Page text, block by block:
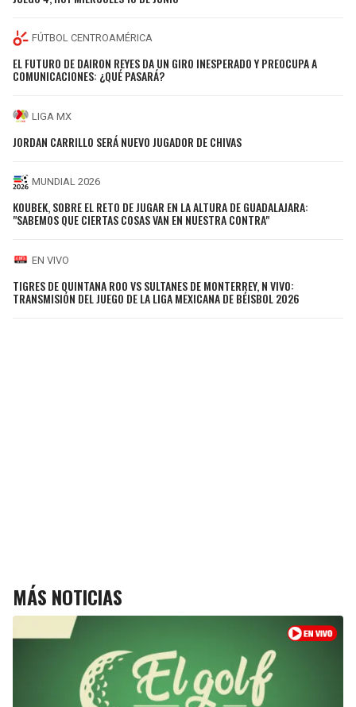
FÚTBOL CENTROAMÉRICA
EL FUTURO DE DAIRON REYES DA UN GIRO INESPERADO Y PREOCUPA A
COMUNICACIONES: ¿QUÉ PASARÁ?
LIGA MX
JORDAN CARRILLO SERÁ NUEVO JUGADOR DE CHIVAS
MUNDIAL 2026
KOUBEK, SOBRE EL RETO DE JUGAR EN LA ALTURA DE GUADALAJARA:
"SABEMOS QUE CIERTAS COSAS VAN EN NUESTRA CONTRA"
EN VIVO
TIGRES DE QUINTANA ROO VS SULTANES DE MONTERREY, N VIVO:
TRANSMISIÓN DEL JUEGO DE LA LIGA MEXICANA DE BÉISBOL 2026
MÁS NOTICIAS